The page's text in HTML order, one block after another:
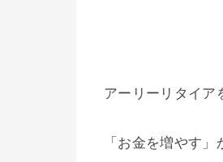
アーリーリタイア
「お金を増やす